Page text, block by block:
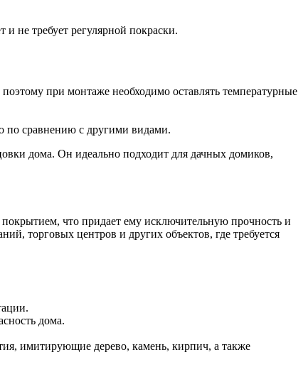
не требует регулярной покраски.
при монтаже необходимо оставлять температурные
по сравнению с другими видами.
дома. Он идеально подходит для дачных домиков,
что придает ему исключительную прочность и
торговых центров и других объектов, где требуется
дома.
имитирующие дерево, камень, кирпич, а также